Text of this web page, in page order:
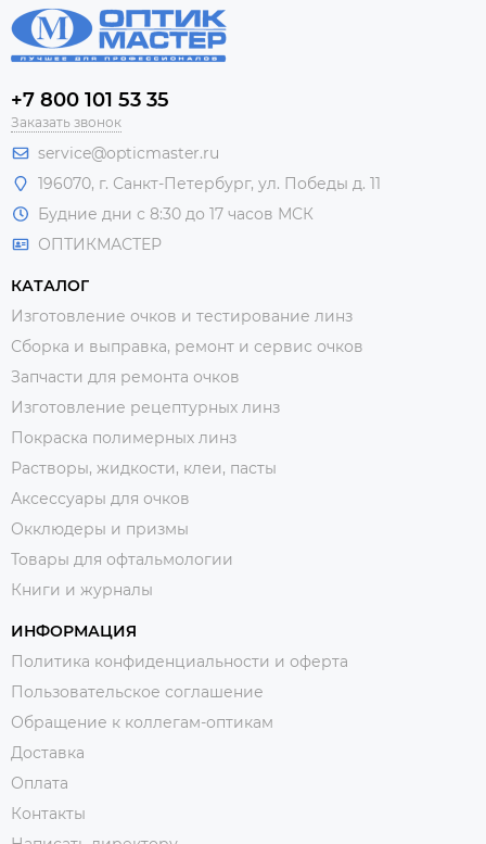
+7 800 101 53 35
Заказать звонок
service@opticmaster.ru
196070, г. Санкт-Петербург, ул. Победы д. 11
Будние дни с 8:30 до 17 часов МСК
ОПТИКМАСТЕР
КАТАЛОГ
Изготовление очков и тестирование линз
Сборка и выправка, ремонт и сервис очков
Запчасти для ремонта очков
Изготовление рецептурных линз
Покраска полимерных линз
Растворы, жидкости, клеи, пасты
Аксессуары для очков
Окклюдеры и призмы
Товары для офтальмологии
Книги и журналы
ИНФОРМАЦИЯ
Политика конфиденциальности и оферта
Пользовательское соглашение
Обращение к коллегам-оптикам
Доставка
Оплата
Контакты